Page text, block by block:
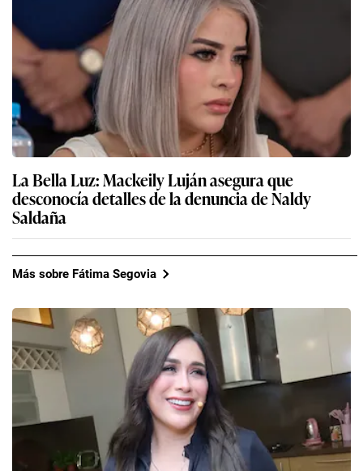
La Bella Luz: Mackeily Luján asegura que
desconocía detalles de la denuncia de Naldy
Saldaña
Más sobre Fátima Segovia